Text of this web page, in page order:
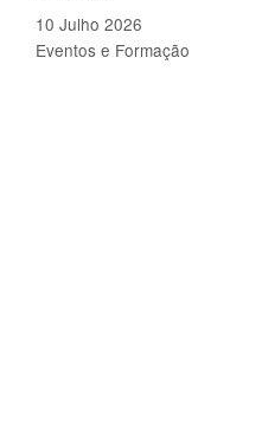
10 Julho 2026
Eventos e Formação